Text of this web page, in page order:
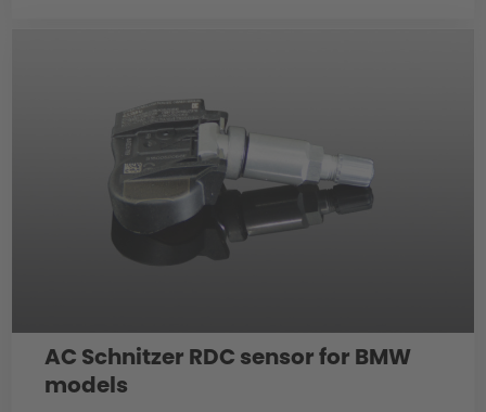
AC Schnitzer RDC sensor for BMW
models